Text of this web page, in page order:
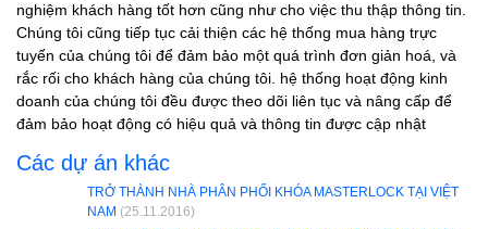
nghiệm khách hàng tốt hơn cũng như cho việc thu thập thông tin.
Chúng tôi cũng tiếp tục cải thiện các hệ thống mua hàng trực
tuyến của chúng tôi để đảm bảo một quá trình đơn giản hoá, và
rắc rối cho khách hàng của chúng tôi. hệ thống hoạt động kinh
doanh của chúng tôi đều được theo dõi liên tục và nâng cấp để
đảm bảo hoạt động có hiệu quả và thông tin được cập nhật
Các dự án khác
TRỞ THÀNH NHÀ PHÂN PHỐI KHÓA MASTERLOCK TẠI VIỆT
NAM (25.11.2016)